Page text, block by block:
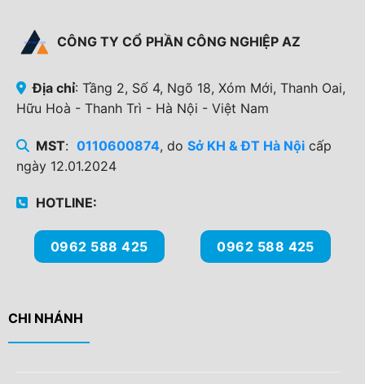
CÔNG TY CỔ PHẦN CÔNG NGHIỆP AZ
Địa chỉ: Tầng 2, Số 4, Ngõ 18, Xóm Mới, Thanh Oai,
Hữu Hoà - Thanh Trì - Hà Nội - Việt Nam
MST: 0110600874, do Sở KH & ĐT Hà Nộicấp
ngày 12.01.2024
HOTLINE:
0962 588 425 0962 588 425
CHI NHÁNH